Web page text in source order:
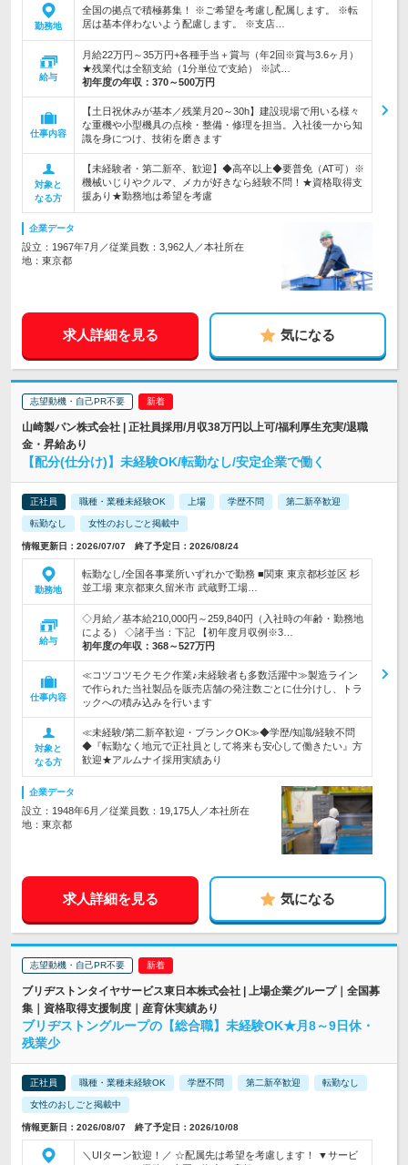
勤務地
全国の拠点で積極募集！ ※ご希望を考慮し配属します。 ※転
居は基本伴わないよう配慮します。 ※支店…
給与
月給22万円～35万円+各種手当＋賞与（年2回※賞与3.6ヶ月）
★残業代は全額支給（1分単位で支給） ※試…
初年度の年収： 370～500万円
仕事内容
【土日祝休みが基本／残業月20～30h】建設現場で用いる様々
な重機や小型機具の点検・整備・修理を担当。入社後一から知
識を身につけ、技術を磨きます
対象と
なる方
【未経験者・第二新卒、歓迎】◆高卒以上◆要普免（AT可）※
機械いじりやクルマ、メカが好きなら経験不問！★資格取得支
援あり★勤務地は希望を考慮
企業データ
設立：1967年7月／従業員数：3,962人／本社所在
地：東京都
求人詳細を見る 気になる
志望動機・自己PR不要
山崎製パン株式会社 | 正社員採用/月収38万円以上可/福利厚生充実/退職
金・昇給あり
【配分(仕分け)】未経験OK/転勤なし/安定企業で働く
正社員 職種・業種未経験OK 上場 学歴不問 第二新卒歓迎
転勤なし 女性のおしごと掲載中
情報更新日：2026/07/07 終了予定日：2026/08/24
勤務地
転勤なし/全国各事業所いずれかで勤務 ■関東 東京都杉並区 杉
並工場 東京都東久留米市 武蔵野工場…
給与
◇月給／基本給210,000円～259,840円（入社時の年齢・勤務地
による） ◇諸手当：下記 【初年度月収例※3…
初年度の年収： 368～527万円
仕事内容
≪コツコツモクモク作業♪未経験者も多数活躍中≫製造ライン
で作られた当社製品を販売店舗の発注数ごとに仕分けし、トラ
ックへの積み込みを行います
対象と
なる方
≪未経験/第二新卒歓迎・ブランクOK≫◆学歴/知識/経験不問
◆『転勤なく地元で正社員として将来も安心して働きたい』方
歓迎★アルムナイ採用実績あり
企業データ
設立：1948年6月／従業員数：19,175人／本社所在
地：東京都
求人詳細を見る 気になる
志望動機・自己PR不要
ブリヂストンタイヤサービス東日本株式会社 | 上場企業グループ｜全国募
集｜資格取得支援制度｜産育休実績あり
ブリヂストングループの【総合職】未経験OK★月8～9日休・
残業少
正社員 職種・業種未経験OK 学歴不問 第二新卒歓迎 転勤なし
女性のおしごと掲載中
情報更新日：2026/08/07 終了予定日：2026/10/08
＼UIターン歓迎！／ ☆配属先は希望を考慮します！ ▼サービ